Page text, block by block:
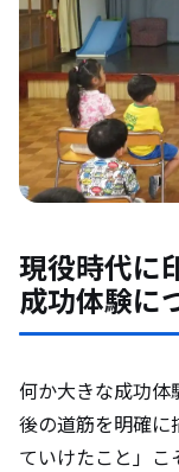
現役時代に
成功体験に
何か大きな成功体
後の道筋を明確に
ていけたこと」